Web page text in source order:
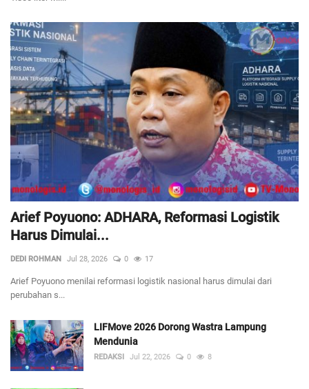
JNE Diskon Ongkir 50 Persen Khusus Masker
Arief Poyuono: ADHARA, Reformasi Logistik
Harus Dimulai...
DEDI ROHMAN Jul 28, 2026 0 17
Arief Poyuono menilai reformasi logistik nasional harus dimulai dari
perubahan s...
LIFMove 2026 Dorong Wastra Lampung
Mendunia
REDAKSI Jul 22, 2026 0 8